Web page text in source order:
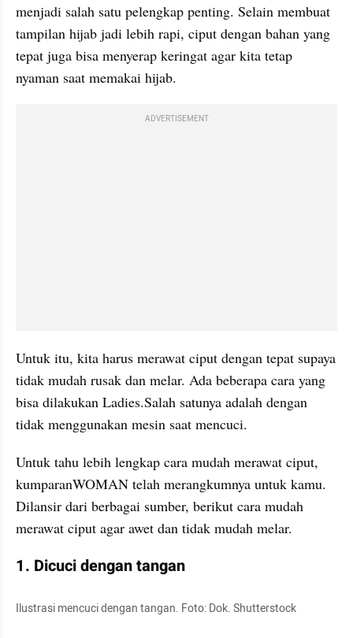
menjadi salah satu pelengkap penting. Selain membuat
tampilan hijab jadi lebih rapi, ciput dengan bahan yang
tepat juga bisa menyerap keringat agar kita tetap
nyaman saat memakai hijab.
ADVERTISEMENT
Untuk itu, kita harus merawat ciput dengan tepat supaya
tidak mudah rusak dan melar. Ada beberapa cara yang
bisa dilakukan Ladies.Salah satunya adalah dengan
tidak menggunakan mesin saat mencuci.
Untuk tahu lebih lengkap cara mudah merawat ciput,
kumparanWOMAN telah merangkumnya untuk kamu.
Dilansir dari berbagai sumber, berikut cara mudah
merawat ciput agar awet dan tidak mudah melar.
1. Dicuci dengan tangan
Ilustrasi mencuci dengan tangan. Foto: Dok. Shutterstock